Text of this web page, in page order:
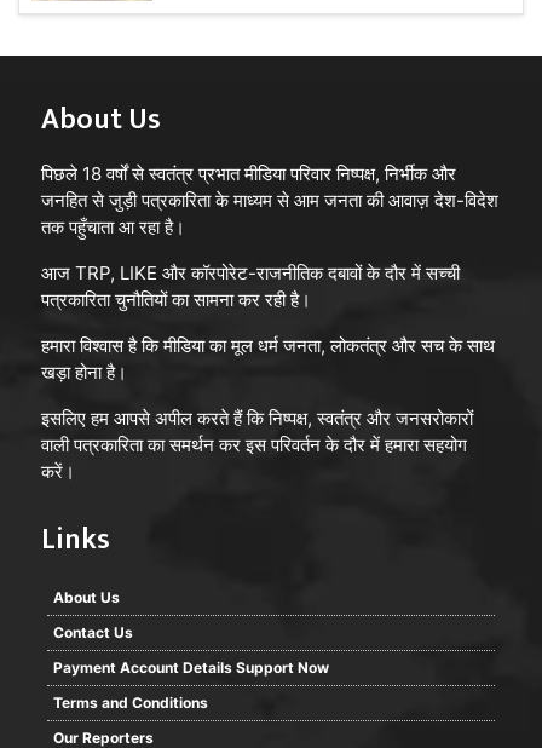
About Us
पिछले 18 वर्षों से स्वतंत्र प्रभात मीडिया परिवार निष्पक्ष, निर्भीक और
जनहित से जुड़ी पत्रकारिता के माध्यम से आम जनता की आवाज़ देश-विदेश
तक पहुँचाता आ रहा है।
आज TRP, LIKE और कॉरपोरेट-राजनीतिक दबावों के दौर में सच्ची
पत्रकारिता चुनौतियों का सामना कर रही है।
हमारा विश्वास है कि मीडिया का मूल धर्म जनता, लोकतंत्र और सच के साथ
खड़ा होना है।
इसलिए हम आपसे अपील करते हैं कि निष्पक्ष, स्वतंत्र और जनसरोकारों
वाली पत्रकारिता का समर्थन कर इस परिवर्तन के दौर में हमारा सहयोग
करें।
Links
About Us
Contact Us
Payment Account Details Support Now
Terms and Conditions
Our Reporters